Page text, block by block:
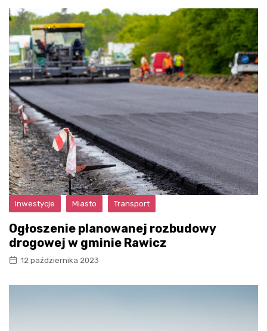
Inwestycje Miasto Transport
Ogłoszenie planowanej rozbudowy
drogowej w gminie Rawicz
12 października 2023